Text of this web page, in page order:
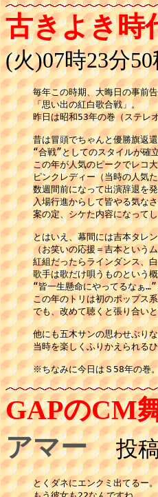
古きよき時
(火)07時23分
毎年この時期、大晦日の事前
「思い出の紅白歌合戦」。
昨日は昭和53年の巻（ステレ
昔は冒頭でちゃんと優勝旗返
“合戦”としてのスタイルが確
この年が人気のピークでレコ
ピンクレディー（当時の人気
数週間前になって出演辞退を
入場行進からして皆やる気な
案の定、シケた内容になって
とはいえ、幕間には吉本タレ
（お笑いの応援＝吉本という
紅組だったらラインダンス、
歌手は歌だけ唄うものという
“皆一生懸命にやってるなぁ
この年のトリは初のポップス
でも、改めて聴くと張り合い
他にも五木サンの思わせぶり
当時を楽しくふりかえられる
※ちなみに今日はＳ58年の巻
GAPのCM
アマー 投稿
とくダネにエンクミ出てるー。